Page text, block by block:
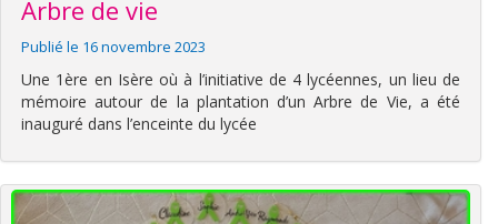
Arbre de vie
Publié le 16 novembre 2023
Une 1ère en Isère où à l’initiative de 4 lycéennes, un lieu de
mémoire autour de la plantation d’un Arbre de Vie, a été
inauguré dans l’enceinte du lycée